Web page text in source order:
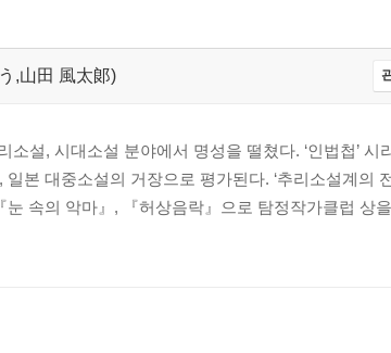
,山田 風太郞)
설, 시대소설 분야에서 명성을 떨쳤다. ‘인법첩’ 시
본 대중소설의 거장으로 평가된다. ‘추리소설계의
속의 악마』, 『허상음락』으로 탐정작가클럽 상